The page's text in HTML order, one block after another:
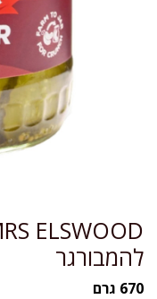
להמבורגר
670 גרם